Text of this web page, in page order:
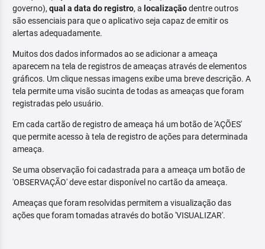
governo), qual a data do registro, a localizaçãodentre outros
são essenciais para que o aplicativo seja capaz de emitir os
alertas adequadamente.
Muitos dos dados informados ao se adicionar a ameaça
aparecem na tela de registros de ameaças através de elementos
gráficos. Um clique nessas imagens exibe uma breve descrição. A
tela permite uma visão sucinta de todas as ameaças que foram
registradas pelo usuário.
Em cada cartão de registro de ameaça há um botão de 'AÇÕES'
que permite acesso à tela de registro de ações para determinada
ameaça.
Se uma observação foi cadastrada para a ameaça um botão de
'OBSERVAÇÃO' deve estar disponível no cartão da ameaça.
Ameaças que foram resolvidas permitem a visualização das
ações que foram tomadas através do botão 'VISUALIZAR'.